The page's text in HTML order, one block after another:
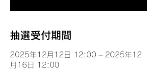
抽選受付期間
2025年12月12日 12:00 – 2025年12
月16日 12:00